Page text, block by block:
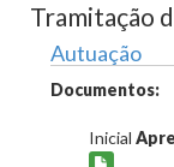
Tramitação
Autuação
Documentos:
Inicial